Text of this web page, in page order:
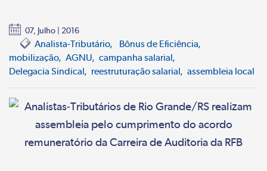
07, Julho | 2016
Analista-Tributário
Bônus de Eficiência
mobilização AGNU campanha salarial
Delegacia Sindical reestruturação salarial assembleia local